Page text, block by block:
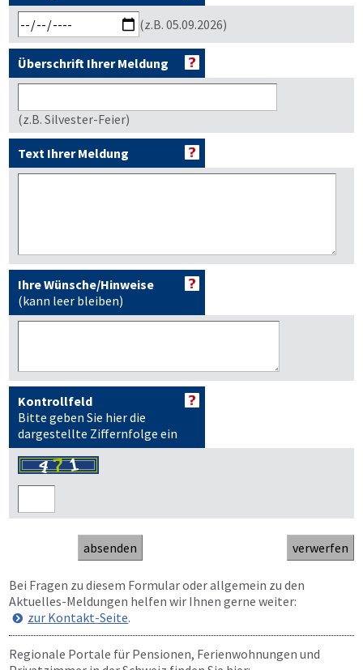
(z.B. 05.09.2026)
Überschrift Ihrer Meldung
(z.B. Silvester-Feier)
Text Ihrer Meldung
Ihre Wünsche/Hinweise
(kann leer bleiben)
Kontrollfeld
Bitte geben Sie hier die
dargestellte Ziffernfolge ein
Bei Fragen zu diesem Formular oder allgemein zu den
Aktuelles-Meldungen helfen wir Ihnen gerne weiter:
zur Kontakt-Seite.
Regionale Portale für Pensionen, Ferienwohnungen und